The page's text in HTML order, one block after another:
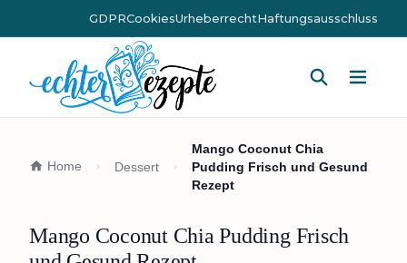
GDPRCookiesUrheberrechtHaftungsausschluss
Home Dessert
Mango Coconut Chia
Pudding Frisch und Gesund
Rezept
Mango Coconut Chia Pudding Frisch